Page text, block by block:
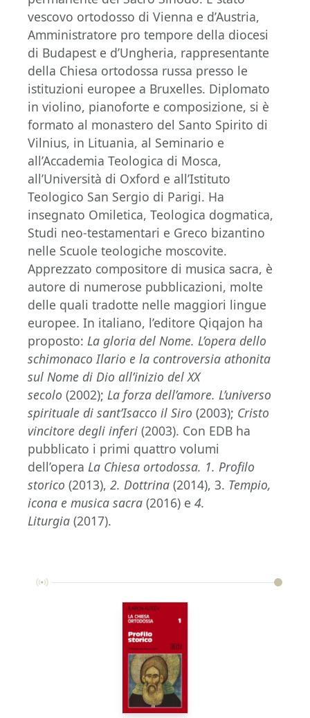
vescovo ortodosso di Vienna e d’Austria,
Amministratore pro tempore della diocesi
di Budapest e d’Ungheria, rappresentante
della Chiesa ortodossa russa presso le
istituzioni europee a Bruxelles. Diplomato
in violino, pianoforte e composizione, si è
formato al monastero del Santo Spirito di
Vilnius, in Lituania, al Seminario e
all’Accademia Teologica di Mosca,
all’Università di Oxford e all’Istituto
Teologico San Sergio di Parigi. Ha
insegnato Omiletica, Teologica dogmatica,
Studi neo-testamentari e Greco bizantino
nelle Scuole teologiche moscovite.
Apprezzato compositore di musica sacra, è
autore di numerose pubblicazioni, molte
delle quali tradotte nelle maggiori lingue
europee. In italiano, l’editore Qiqajon ha
proposto: La gloria del Nome. L’opera dello
schimonaco Ilario e la controversia athonita
sul Nome di Dio all’inizio del XX
secolo (2002); La forza dell’amore. L’universo
spirituale di sant’Isacco il Siro (2003); Cristo
vincitore degli inferi (2003). Con EDB ha
pubblicato i primi quattro volumi
dell’opera La Chiesa ortodossa. 1. Profilo
storico (2013), 2. Dottrina (2014), 3. Tempio,
icona e musica sacra (2016) e 4.
Liturgia (2017).